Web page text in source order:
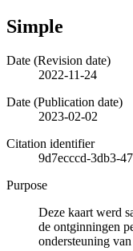
Simple
Date (Revision date)
2022-11-24
Date (Publication date)
2023-02-02
Citation identifier
9d7ecccd-3db3-
Purpose
Deze kaart werd
de ontginningen
ondersteuning